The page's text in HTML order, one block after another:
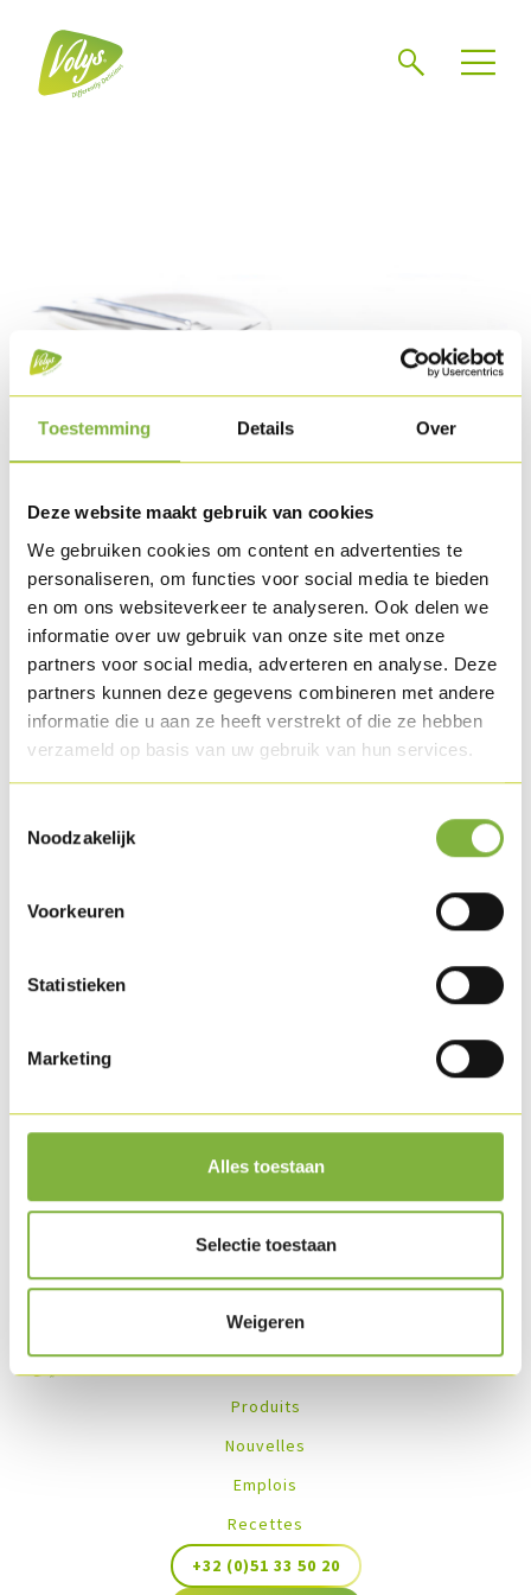
Toestemming Details Over
Deze website maakt gebruik van cookies
We gebruiken cookies om content en advertenties te
personaliseren, om functies voor social media te bieden
en om ons websiteverkeer te analyseren. Ook delen we
informatie over uw gebruik van onze site met onze
partners voor social media, adverteren en analyse. Deze
partners kunnen deze gegevens combineren met andere
informatie die u aan ze heeft verstrekt of die ze hebben
verzameld op basis van uw gebruik van hun services.
Noodzakelijk
Voorkeuren
Statistieken
Marketing
Alles toestaan
Selectie toestaan
Weigeren
Caterrol
Référence: 515
Description
Filets de dinde tendres sélectionnés et marinés. Le film de
et facile à trancher. Cru.
Emballage
Des demandes d'emballage spécifiques?
Contactez-nous.
Des recettes avec ce produit
Produits
Nouvelles
Emplois
Recettes
+32 (0)51 33 50 20